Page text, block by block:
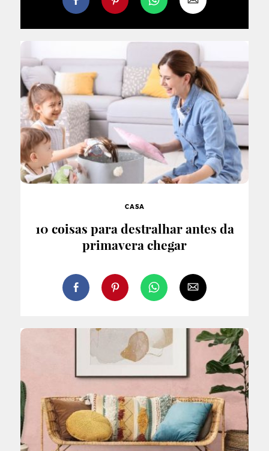
CASA
10 coisas para destralhar antes da
primavera chegar